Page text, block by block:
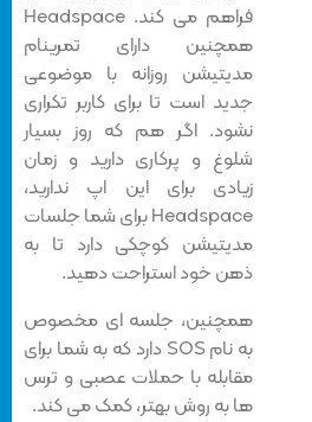
فراهم می کند. Headspace
همچنین دارای تمرینام
مدیتیشن روزانه با موضوعی
جدید است تا برای کاربر تکراری
نشود. اگر هم که روز بسیار
شلوغ و پرکاری دارید و زمان
زیادی برای این اپ ندارید،
Headspace برای شما جلسات
مدیتیشن کوچکی دارد تا به
ذهن خود استراحت دهید.
همچنین، جلسه ای مخصوص
به نام SOS دارد که به شما برای
مقابله با حملات عصبی و ترس
ها به روش بهتر، کمک می کند.